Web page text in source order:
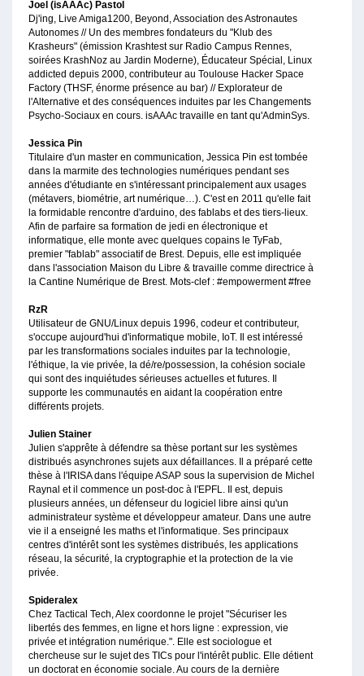
Joel (isAAAc) Pastol
Dj'ing, Live Amiga1200, Beyond, Association des Astronautes
Autonomes // Un des membres fondateurs du "Klub des
Krasheurs" (émission Krashtest sur Radio Campus Rennes,
soirées KrashNoz au Jardin Moderne), Éducateur Spécial, Linux
addicted depuis 2000, contributeur au Toulouse Hacker Space
Factory (THSF, énorme présence au bar) // Explorateur de
l'Alternative et des conséquences induites par les Changements
Psycho-Sociaux en cours. isAAAc travaille en tant qu'AdminSys.
Jessica Pin
Titulaire d'un master en communication, Jessica Pin est tombée
dans la marmite des technologies numériques pendant ses
années d'étudiante en s'intéressant principalement aux usages
(métavers, biométrie, art numérique…). C'est en 2011 qu'elle fait
la formidable rencontre d'arduino, des fablabs et des tiers-lieux.
Afin de parfaire sa formation de jedi en électronique et
informatique, elle monte avec quelques copains le TyFab,
premier "fablab" associatif de Brest. Depuis, elle est impliquée
dans l'association Maison du Libre & travaille comme directrice à
la Cantine Numérique de Brest. Mots-clef : #empowerment #free
RzR
Utilisateur de GNU/Linux depuis 1996, codeur et contributeur,
s'occupe aujourd'hui d'informatique mobile, IoT. Il est intéressé
par les transformations sociales induites par la technologie,
l'éthique, la vie privée, la dé/re/possession, la cohésion sociale
qui sont des inquiétudes sérieuses actuelles et futures. Il
supporte les communautés en aidant la coopération entre
différents projets.
Julien Stainer
Julien s'apprête à défendre sa thèse portant sur les systèmes
distribués asynchrones sujets aux défaillances. Il a préparé cette
thèse à l'IRISA dans l'équipe ASAP sous la supervision de Michel
Raynal et il commence un post-doc à l'EPFL. Il est, depuis
plusieurs années, un défenseur du logiciel libre ainsi qu'un
administrateur système et développeur amateur. Dans une autre
vie il a enseigné les maths et l'informatique. Ses principaux
centres d'intérêt sont les systèmes distribués, les applications
réseau, la sécurité, la cryptographie et la protection de la vie
privée.
Spideralex
Chez Tactical Tech, Alex coordonne le projet "Sécuriser les
libertés des femmes, en ligne et hors ligne : expression, vie
privée et intégration numérique.". Elle est sociologue et
chercheuse sur le sujet des TICs pour l'intérêt public. Elle détient
un doctorat en économie sociale. Au cours de la dernière